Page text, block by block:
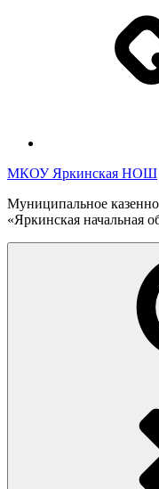
информация
МКОУ Яркинская НОШ
Муниципальное
«Яркинская начальная